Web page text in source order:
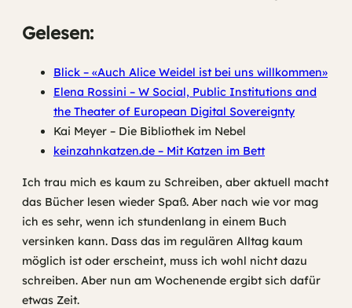
Gelesen:
Blick – «Auch Alice Weidel ist bei uns willkommen»
Elena Rossini – W Social, Public Institutions and
the Theater of European Digital Sovereignty
Kai Meyer – Die Bibliothek im Nebel
keinzahnkatzen.de – Mit Katzen im Bett
Ich trau mich es kaum zu Schreiben, aber aktuell macht
das Bücher lesen wieder Spaß. Aber nach wie vor mag
ich es sehr, wenn ich stundenlang in einem Buch
versinken kann. Dass das im regulären Alltag kaum
möglich ist oder erscheint, muss ich wohl nicht dazu
schreiben. Aber nun am Wochenende ergibt sich dafür
etwas Zeit.